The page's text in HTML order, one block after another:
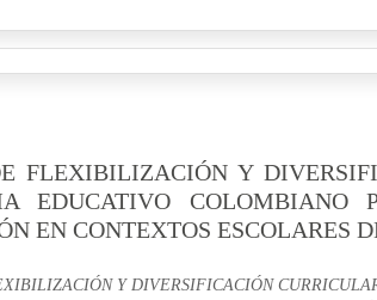
FLEXIBILIZACIÓN Y
EDUCATIVO COLOMBIANO
EN CONTEXTOS ESCOLARES
Y DIVERSIFICACIÓN